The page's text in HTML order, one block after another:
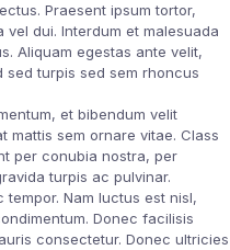
Praesent ipsum tortor,
dui. Interdum et malesuada
Aliquam egestas ante velit,
sed turpis sed sem rhoncus
et bibendum velit
mattis sem ornare vitae. Class
per conubia nostra, per
turpis ac pulvinar.
Nam luctus est nisl,
Donec facilisis
consectetur. Donec ultricies